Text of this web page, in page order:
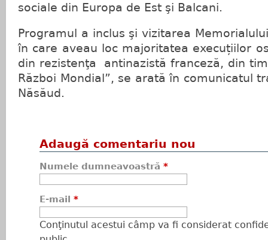
sociale din Europa de Est şi Balcani.
Programul a inclus şi vizitarea
în care aveau loc majoritatea execuțiilor
din rezistenţa antinazistă franceză, din
Război Mondial”, se arată în comunicatul
Năsăud.
Adaugă comentariu nou
Numele dumneavoastră *
E-mail *
Conţinutul acestui câmp va fi considerat